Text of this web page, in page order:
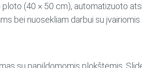
ploto (40 × 50 cm), automatizuoto
bei nuosekliam darbui su
su papildomomis plokštėmis,